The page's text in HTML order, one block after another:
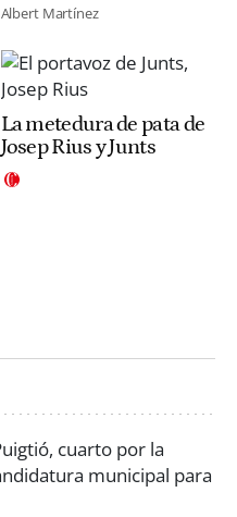
Albert Martínez
La metedura de pata de
Josep Rius y Junts